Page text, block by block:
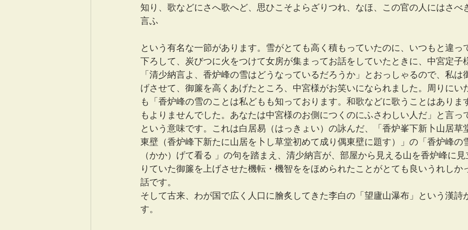
知り、歌などにさへ歌へど、思ひこそよらざりつれ、なほ、この官の人にはさべ
言ふ
という有名な一節があります。雪がとても高く積もっていたのに、いつもと違っ
下ろして、炭びつに火をつけて女房が集まってお話をしていたときに、中宮定子
「清少納言よ、香炉峰の雪はどうなっているだろうか」とおっしゃるので、私は
げさせて、御簾を高くあげたところ、中宮様がお笑いになられました。周りにい
も「香炉峰の雪のことは私どもも知っております。和歌などに歌うことはありま
もよりませんでした。あなたは中宮様のお側につくのにふさわしい人だ」と言っ
という意味です。これは白居易（はっきょい）の詠んだ、「香炉峯下新卜山居草
東壁（香炉峰下新たに山居を卜し草堂初めて成り偶東壁に題す）」の「香炉峰の
（かか）げて看る 」の句を踏まえ、清少納言が、部屋から見える山を香炉峰に
りていた御簾を上げさせた機転・機智ををほめられたことがとても良いうれしか
話です。
そして古来、わが国で広く人口に膾炙してきた李白の「望廬山瀑布」という漢詩
す。